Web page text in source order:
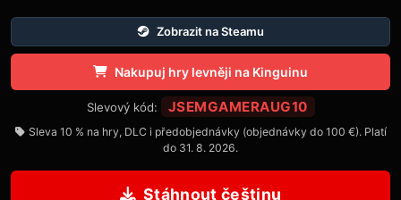
Zobrazit na Steamu
Nakupuj hry levněji na Kinguinu
Slevový kód: JSEMGAMERAUG10
Sleva 10 % na hry, DLC i předobjednávky (objednávky do 100 €). Platí
do 31. 8. 2026.
Stáhnout češtinu